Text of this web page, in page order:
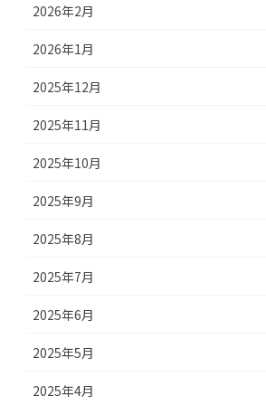
2026年2月
2026年1月
2025年12月
2025年11月
2025年10月
2025年9月
2025年8月
2025年7月
2025年6月
2025年5月
2025年4月